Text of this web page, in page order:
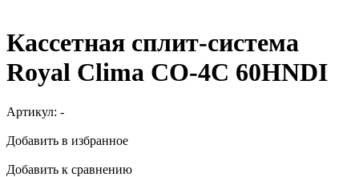
Кассетная сплит-система
Royal Clima CO-4C 60HNDI
Артикул: -
Добавить в избранное
Добавить к сравнению